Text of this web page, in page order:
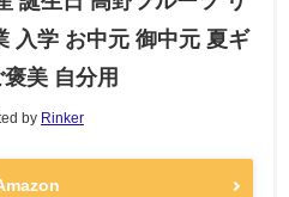
入学 お中元 御中元 夏ギ
美 自分用
by Rinker